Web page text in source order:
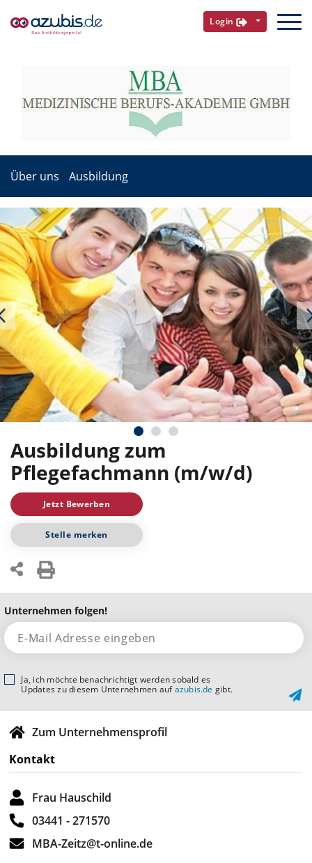
Login
Über uns Ausbildung
Ausbildung zum
Pflegefachmann (m/w/d)
Jetzt Bewerben
Stelle merken
Unternehmen folgen!
Ja, ich möchte benachrichtigt werden sobald es
Updates zu diesem Unternehmen aufazubis.de gibt.
Zum Unternehmensprofil
Kontakt
Frau Hauschild
03441 - 271570
MBA-Zeitz@t-online.de